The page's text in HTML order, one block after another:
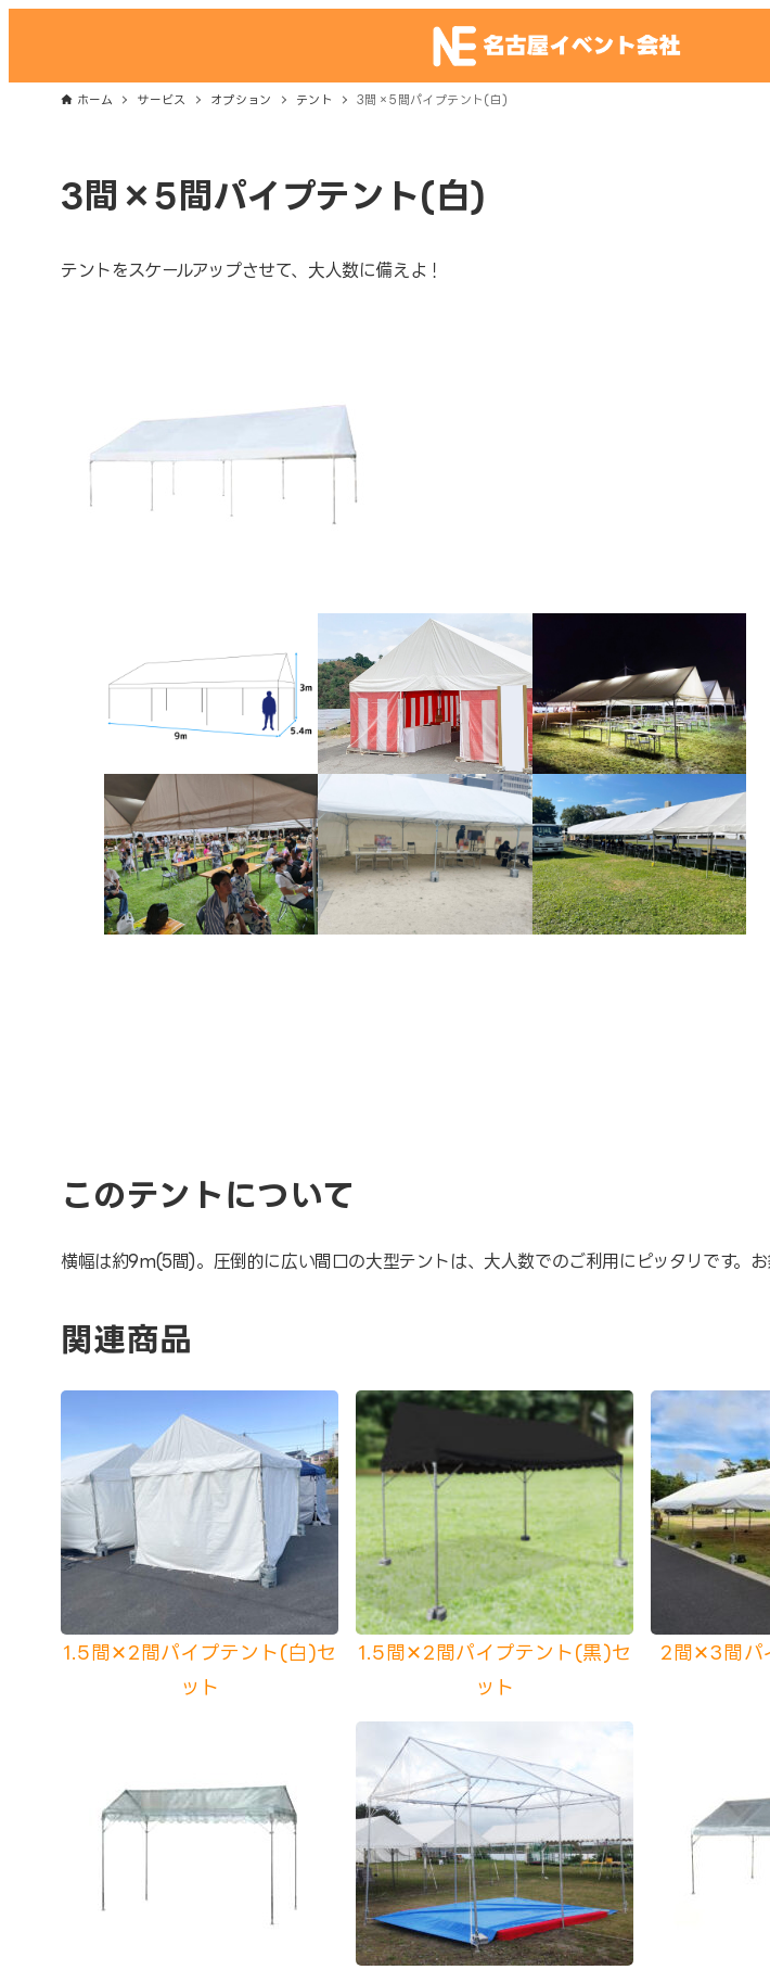
ホーム サービス オプション テント 3間×5間パイプテント(白)
3間×5間パイプテント(白)
テントをスケールアップさせて、大人数に備えよ！
このテントについて
横幅は約9m(5間)。圧倒的に広い間口の大型テントは、大人数でのご利用にピッタリです。
関連商品
1.5間✕2間パイプテント(白)セ
ット
1.5間✕2間パイプテント(黒)セ
ット
2間✕3間パ